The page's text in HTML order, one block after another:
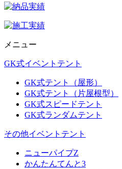
メニュー
GK式イベントテント
GK式テント（屋形）
GK式テント（片屋根型）
GK式スピードテント
GK式ランダムテント
その他イベントテント
ニューパイプZ
かんたんてんと3